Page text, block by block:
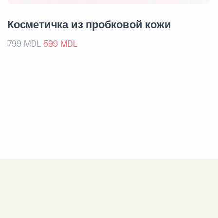
Косметичка из пробковой кожи
799 MDL 599 MDL